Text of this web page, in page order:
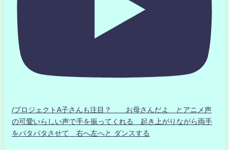
/プロジェクトA子さんも注目？ お母さんだよ とアニメ声
の可愛いらしい声で手を振ってくれる 起き上がりながら両手
をパタパタさせて 右へ左へと ダンスする